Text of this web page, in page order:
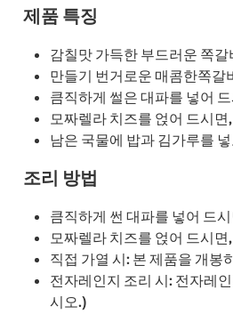
제품 특징
감칠맛 가득한 부드러운 쪽
만들기 번거로운 매콤한쪽갈
큼직하게 썰은 대파를 넣어
모짜렐라 치즈를 얹어 드시
남은 국물에 밥과 김가루를
조리 방법
큼직하게 썬 대파를 넣어 드
모짜렐라 치즈를 얹어 드시
직접 가열 시: 본 제품을 개봉
전자레인지 조리 시: 전자레
시오.)